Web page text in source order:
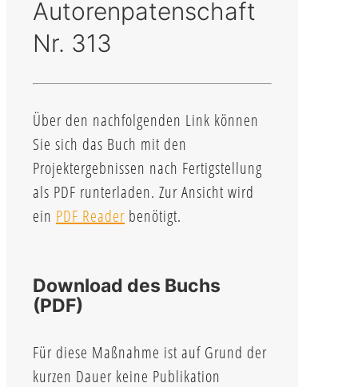
Autorenpatenschaft
Nr. 313
Über den nachfolgenden Link können
Sie sich das Buch mit den
Projektergebnissen nach Fertigstellung
als PDF runterladen. Zur Ansicht wird
ein PDF Reader benötigt.
Download des Buchs
(PDF)
Für diese Maßnahme ist auf Grund der
kurzen Dauer keine Publikation